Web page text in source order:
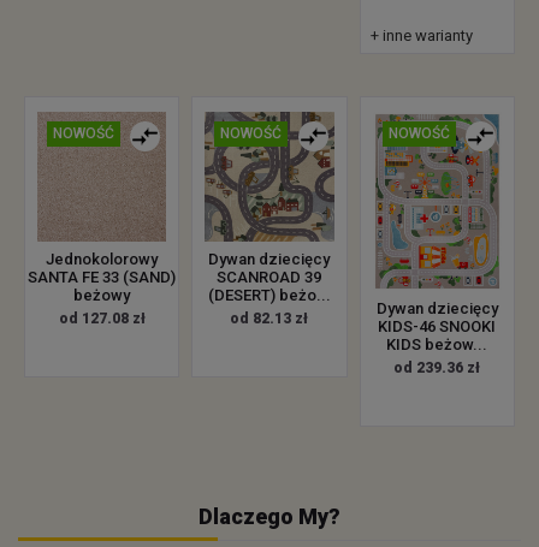
+ inne warianty
NOWOŚĆ
Jednokolorowy
SANTA FE 33 (SAND)
beżowy
od 127.08 zł
NOWOŚĆ
Dywan dziecięcy
SCANROAD 39
(DESERT) beżo...
od 82.13 zł
NOWOŚĆ
Dywan dziecięcy
KIDS-46 SNOOKI
KIDS beżow...
od 239.36 zł
Dlaczego My?